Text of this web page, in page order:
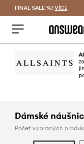
FINAL SALE %! VÍCE
Dámské
Počet vybraných